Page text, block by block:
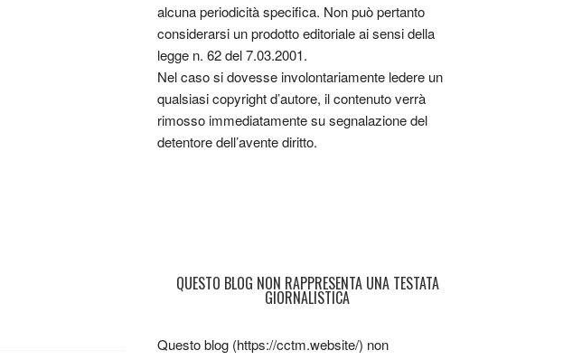
alcuna periodicità specifica. Non può pertanto
considerarsi un prodotto editoriale ai sensi della
legge n. 62 del 7.03.2001.
Nel caso si dovesse involontariamente ledere un
qualsiasi copyright d’autore, il contenuto verrà
rimosso immediatamente su segnalazione del
detentore dell’avente diritto.
QUESTO BLOG NON RAPPRESENTA UNA TESTATA
GIORNALISTICA
Questo blog (https://cctm.website/) non